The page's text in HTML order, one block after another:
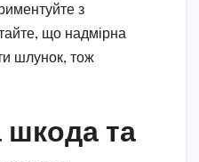
з
що надмірна
шлунок, тож
шкода та